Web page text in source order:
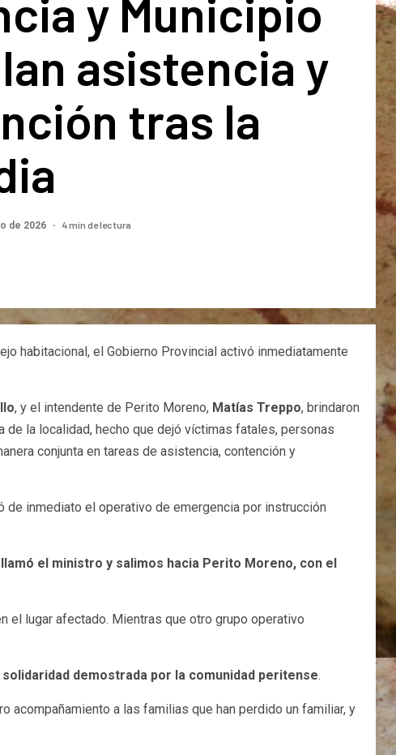
y Municipio
asistencia y
tras la
de 2026 4 min de lectura
habitacional, el Gobierno Provincial activó inmediatamente
, y el intendente de Perito Moreno, Matías Treppo, brindaron
la localidad, hecho que dejó víctimas fatales, personas
conjunta en tareas de asistencia, contención y
inmediato el operativo de emergencia por instrucción
el ministro y salimos hacia Perito Moreno, con el
el lugar afectado. Mientras que otro grupo operativo
demostrada por la comunidad peritense.
acompañamiento a las familias que han perdido un familiar, y